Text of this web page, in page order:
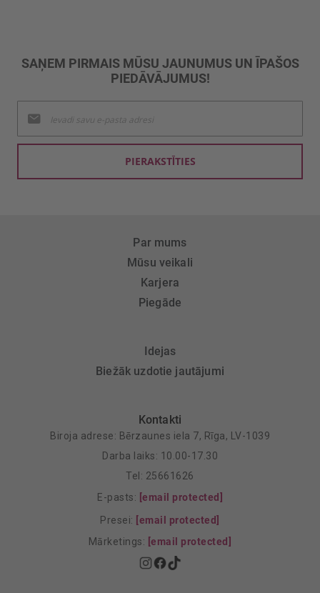
SAŅEM PIRMAIS MŪSU JAUNUMUS UN ĪPAŠOS
PIEDĀVĀJUMUS!
jaunumu
saņemšanai:
PIERAKSTĪTIES
Par mums
Mūsu veikali
Karjera
Piegāde
Idejas
Biežāk uzdotie jautājumi
Kontakti
Biroja adrese: Bērzaunes iela 7, Rīga, LV-1039
Darba laiks: 10.00-17.30
Tel: 25661626
E-pasts: [email protected]
Presei: [email protected]
Mārketings: [email protected]